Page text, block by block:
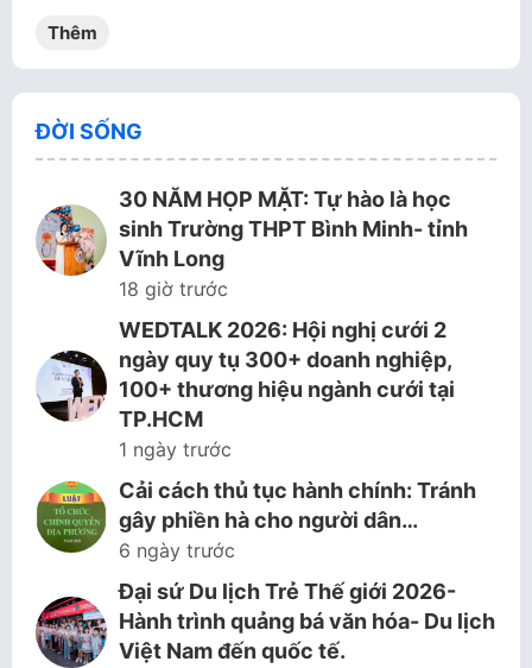
Thêm
ĐỜI SỐNG
30 NĂM HỌP MẶT: Tự hào là học
sinh Trường THPT Bình Minh- tỉnh
Vĩnh Long
18 giờ trước
WEDTALK 2026: Hội nghị cưới 2
ngày quy tụ 300+ doanh nghiệp,
100+ thương hiệu ngành cưới tại
TP.HCM
1 ngày trước
Cải cách thủ tục hành chính: Tránh
gây phiền hà cho người dân…
6 ngày trước
Đại sứ Du lịch Trẻ Thế giới 2026-
Hành trình quảng bá văn hóa- Du lịch
Việt Nam đến quốc tế.